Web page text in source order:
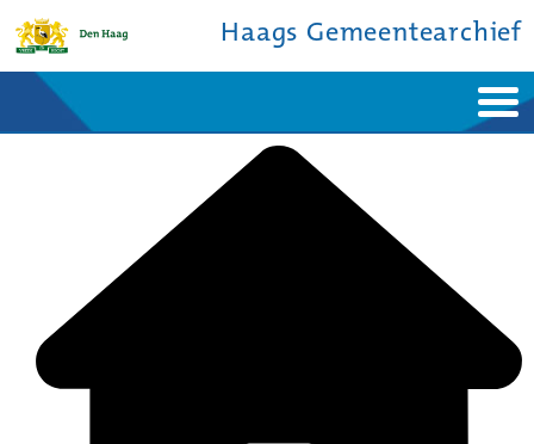
Haags Gemeentearchief
Bronnen en collecties